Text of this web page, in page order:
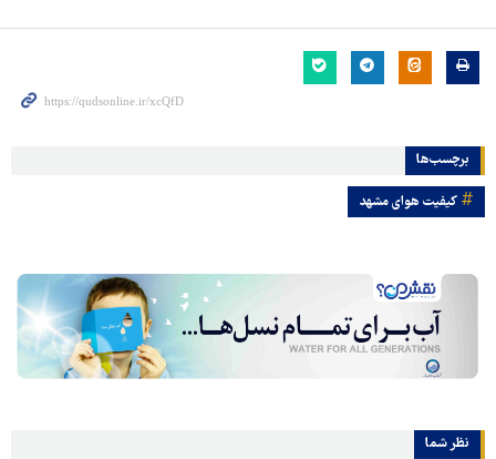
برچسب‌ها
کیفیت هوای مشهد
نظر شما